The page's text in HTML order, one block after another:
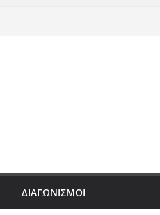
ΔΙΑΓΩΝΙΣΜΟΙ